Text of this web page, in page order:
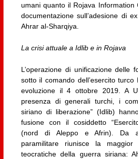
umani quanto il Rojava Information
documentazione sull’adesione di
Ahrar al-Sharqiya.
La crisi attuale a Idlib e in Rojava
L’operazione di unificazione delle
sotto il comando dell’esercito turco
evoluzione il 4 ottobre 2019. A
presenza di generali turchi, i
siriano di liberazione” (Idlib)
fusione con il cosiddetto
(nord di Aleppo e Afrin). Da
paramilitare riunisce la
teocratiche della guerra siriana: